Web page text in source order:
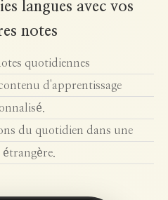
langues avec vos
notes
quotidiennes
d'apprentissage
du quotidien dans une
étrangère.